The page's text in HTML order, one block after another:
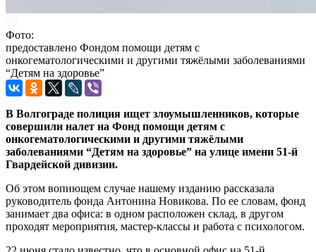
Фото:
предоставлено Фондом помощи детям с
онкогематологическими и другими тяжёлыми заболеваниями
“Детям на здоровье”
В Волгограде полиция ищет злоумышленников, которые
совершили налет на Фонд помощи детям с
онкогематологическими и другими тяжёлыми
заболеваниями “Детям на здоровье” на улице имени 51-й
Гвардейской дивизии.
Об этом вопиющем случае нашему изданию рассказала
руководитель фонда Антонина Новикова. По ее словам, фонд
занимает два офиса: в одном расположен склад, в другом
проходят мероприятия, мастер-классы и работа с психологом.